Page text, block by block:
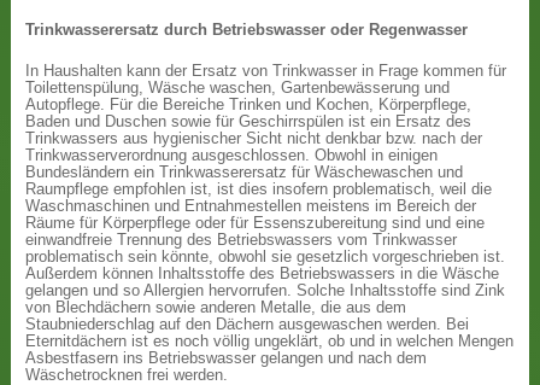
Trinkwasserersatz durch Betriebswasser oder Regenwasser
In Haushalten kann der Ersatz von Trinkwasser in Frage kommen für
Toilettenspülung, Wäsche waschen, Gartenbewässerung und
Autopflege. Für die Bereiche Trinken und Kochen, Körperpflege,
Baden und Duschen sowie für Geschirrspülen ist ein Ersatz des
Trinkwassers aus hygienischer Sicht nicht denkbar bzw. nach der
Trinkwasserverordnung ausgeschlossen. Obwohl in einigen
Bundesländern ein Trinkwasserersatz für Wäschewaschen und
Raumpflege empfohlen ist, ist dies insofern problematisch, weil die
Waschmaschinen und Entnahmestellen meistens im Bereich der
Räume für Körperpflege oder für Essenszubereitung sind und eine
einwandfreie Trennung des Betriebswassers vom Trinkwasser
problematisch sein könnte, obwohl sie gesetzlich vorgeschrieben ist.
Außerdem können Inhaltsstoffe des Betriebswassers in die Wäsche
gelangen und so Allergien hervorrufen. Solche Inhaltsstoffe sind Zink
von Blechdächern sowie anderen Metalle, die aus dem
Staubniederschlag auf den Dächern ausgewaschen werden. Bei
Eternitdächern ist es noch völlig ungeklärt, ob und in welchen Mengen
Asbestfasern ins Betriebswasser gelangen und nach dem
Wäschetrocknen frei werden.